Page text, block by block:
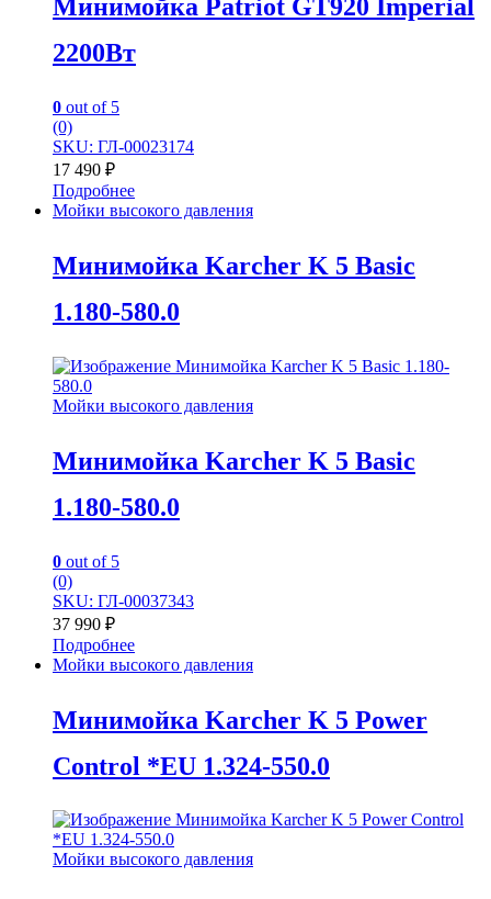
Минимойка Patriot GT920 Imperial
2200Вт
0 out of 5
(0)
SKU: ГЛ-00023174
17 490 ₽
Подробнее
Мойки высокого давления
Минимойка Karcher K 5 Basic
1.180-580.0
Мойки высокого давления
Минимойка Karcher K 5 Basic
1.180-580.0
0 out of 5
(0)
SKU: ГЛ-00037343
37 990 ₽
Подробнее
Мойки высокого давления
Минимойка Karcher K 5 Power
Control *EU 1.324-550.0
Мойки высокого давления